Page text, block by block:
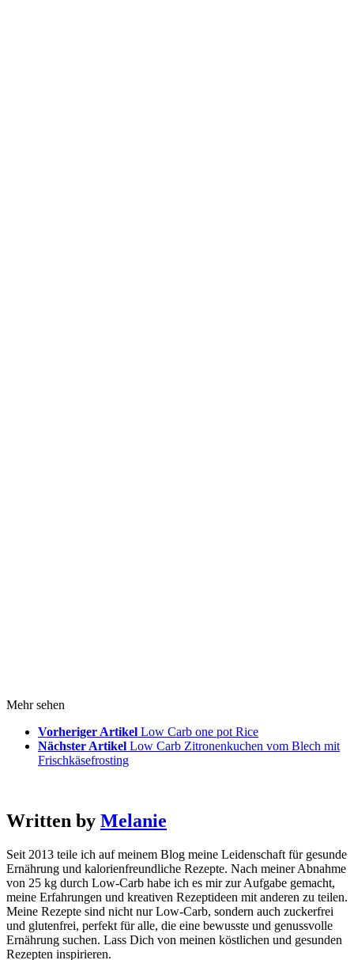
Mehr sehen
Vorheriger Artikel Low Carb one pot Rice
Nächster Artikel Low Carb Zitronenkuchen vom Blech mit
Frischkäsefrosting
Written by Melanie
Seit 2013 teile ich auf meinem Blog meine Leidenschaft für gesunde
Ernährung und kalorienfreundliche Rezepte. Nach meiner Abnahme
von 25 kg durch Low-Carb habe ich es mir zur Aufgabe gemacht,
meine Erfahrungen und kreativen Rezeptideen mit anderen zu teilen.
Meine Rezepte sind nicht nur Low-Carb, sondern auch zuckerfrei
und glutenfrei, perfekt für alle, die eine bewusste und genussvolle
Ernährung suchen. Lass Dich von meinen köstlichen und gesunden
Rezepten inspirieren.